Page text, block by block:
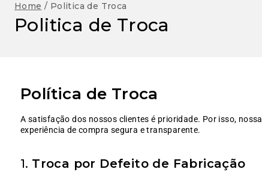
Home / Politica de Troca
Politica de Troca
Política de Troca
A satisfação dos nossos clientes é prioridade. Por isso, nossa
experiência de compra segura e transparente.
1. Troca por Defeito de Fabricação